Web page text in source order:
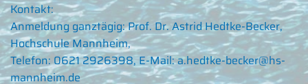
Kontakt:
Anmeldung ganztägig: Prof. Dr. Astrid Hedtke-Becker,
Hochschule Mannheim,
Telefon: 0621 2926398, E-Mail:a.hedtke-becker@hs-
mannheim.de